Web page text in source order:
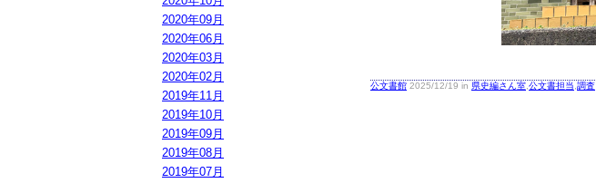
2020年09月
2020年06月
2020年03月
2020年02月
2019年11月
2019年10月
2019年09月
2019年08月
2019年07月
公文書館 2025/12/19 in 県史編さん室 公文書担当 調査